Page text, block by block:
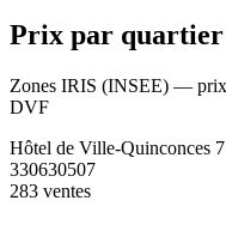
−
Prix par quartier
Zones IRIS (INSEE) — prix
DVF
Hôtel de Ville-Quinconces 7
330630507
283 ventes